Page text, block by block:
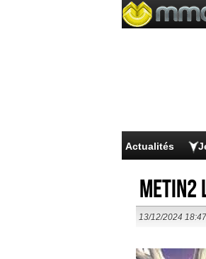
Actualités
Metin2
13/12/2024